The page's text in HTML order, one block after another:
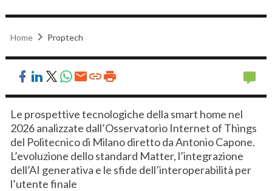
Home Proptech
Le prospettive tecnologiche della smart home nel
2026 analizzate dall’Osservatorio Internet of Things
del Politecnico di Milano diretto da Antonio Capone.
L’evoluzione dello standard Matter, l’integrazione
dell’AI generativa e le sfide dell’interoperabilità per
l’utente finale